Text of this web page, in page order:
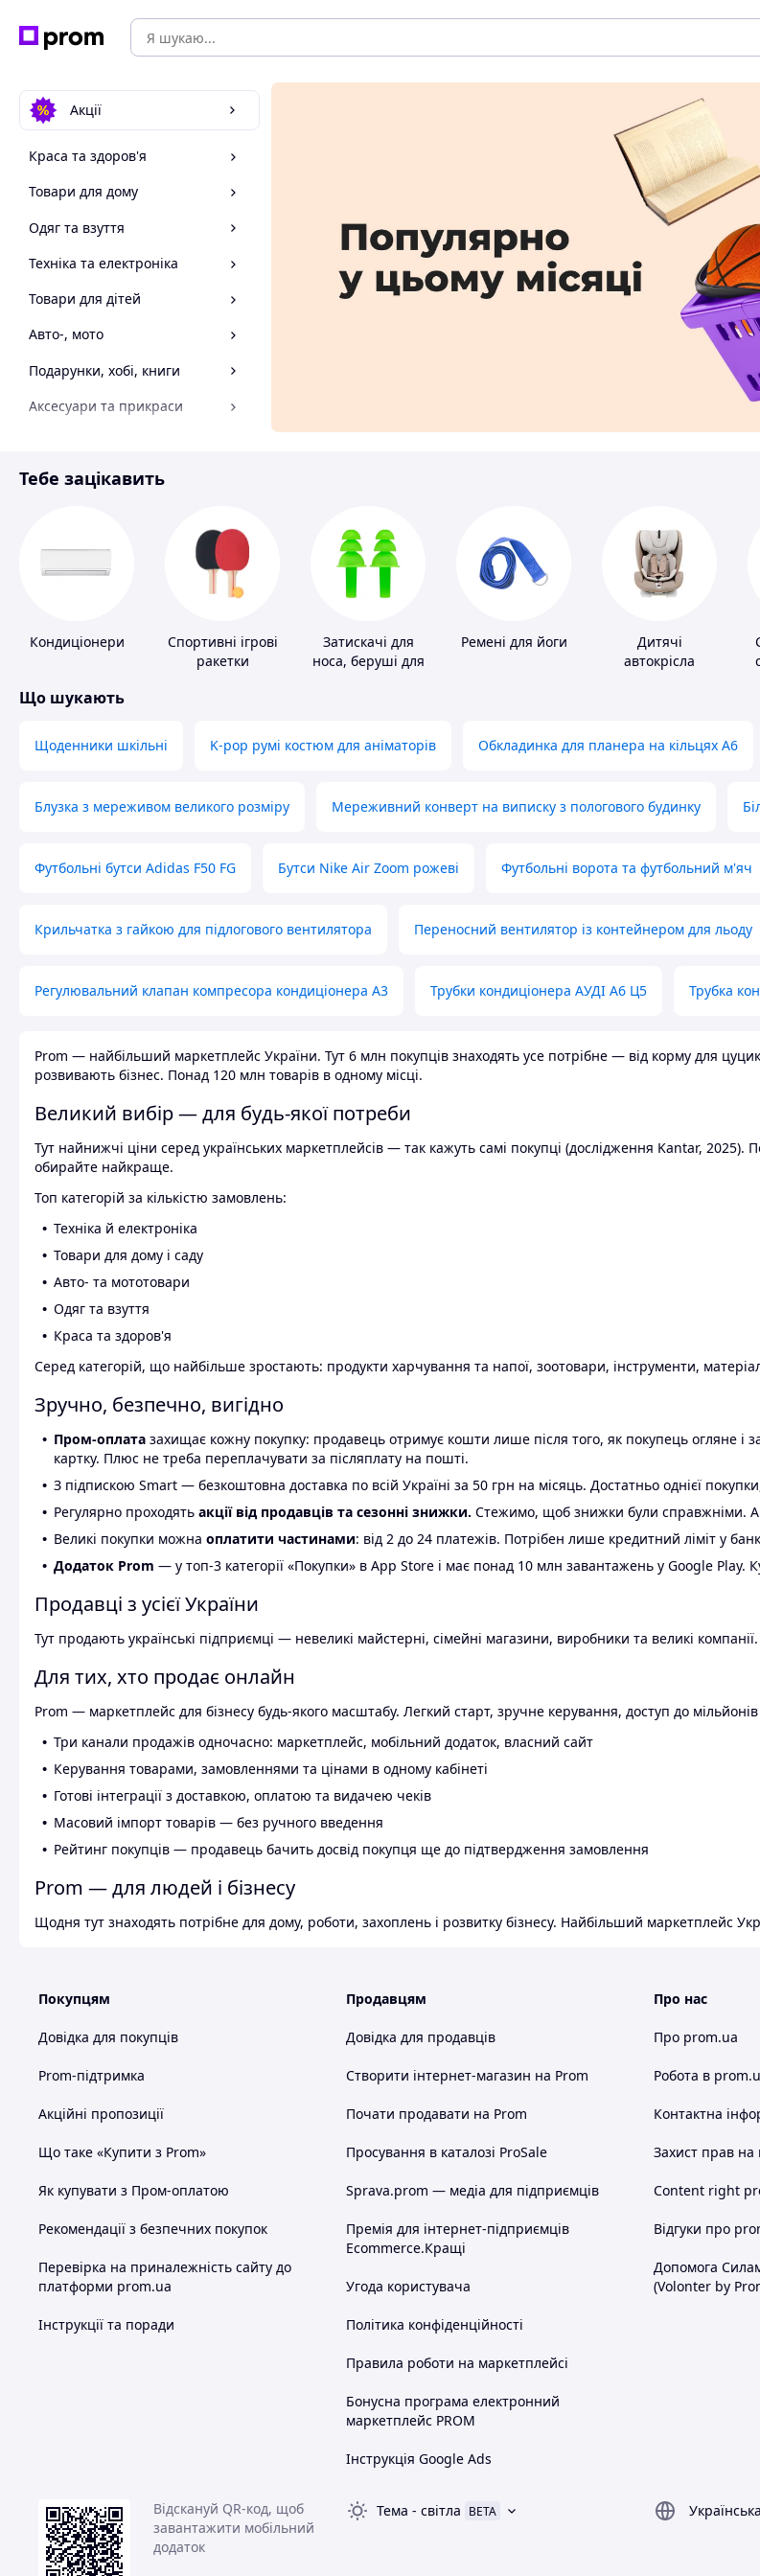
Акції
Краса та здоров'я
Товари для дому
Одяг та взуття
Техніка та електроніка
Товари для дітей
Авто-, мото
Подарунки, хобі, книги
Аксесуари та прикраси
Спорт і відпочинок
Тебе зацікавить
Кондиціонери
Спортивні ігрові
ракетки
Затискачі для
носа, беруші для
Ремені для йоги
Дитячі
автокрісла
Що шукають
Щоденники шкільні K-pop румі костюм для аніматорів Обкладинка для планера на кільцях А6
Блузка з мереживом великого розміру Мереживний конверт на виписку з пологового будинку
Футбольні бутси Adidas F50 FG Бутси Nike Air Zoom рожеві Футбольні ворота та футбольний м'яч
Крильчатка з гайкою для підлогового вентилятора Переносний вентилятор із контейнером для льоду
Регулювальний клапан компресора кондиціонера А3 Трубки кондиціонера АУДІ А6 Ц5 Трубка
Prom — найбільший маркетплейс України. Тут 6 млн покупців знаходять усе потрібне — від корму для
розвивають бізнес. Понад 120 млн товарів в одному місці.
Великий вибір — для будь-якої потреби
Тут найнижчі ціни серед українських маркетплейсів — так кажуть самі покупці (дослідження Kantar, 2025).
обирайте найкраще.
Топ категорій за кількістю замовлень:
Техніка й електроніка
Товари для дому і саду
Авто- та мототовари
Одяг та взуття
Краса та здоров'я
Серед категорій, що найбільше зростають: продукти харчування та напої, зоотовари, інструменти,
Зручно, безпечно, вигідно
Пром-оплата захищає кожну покупку: продавець отримує кошти лише після того, як покупець огляне
картку. Плюс не треба переплачувати за післяплату на пошті.
З підпискою Smart — безкоштовна доставка по всій Україні за 50 грн на місяць. Достатньо однієї
Регулярно проходять акції від продавців та сезонні знижки. Стежимо, щоб знижки були справжніми.
Великі покупки можна оплатити частинами: від 2 до 24 платежів. Потрібен лише кредитний ліміт у
Додаток Prom — у топ-3 категорії «Покупки» в App Store і має понад 10 млн завантажень у Google Play.
Продавці з усієї України
Тут продають українські підприємці — невеликі майстерні, сімейні магазини, виробники та великі
Для тих, хто продає онлайн
Prom — маркетплейс для бізнесу будь-якого масштабу. Легкий старт, зручне керування, доступ до мільйонів
Три канали продажів одночасно: маркетплейс, мобільний додаток, власний сайт
Керування товарами, замовленнями та цінами в одному кабінеті
Готові інтеграції з доставкою, оплатою та видачею чеків
Масовий імпорт товарів — без ручного введення
Рейтинг покупців — продавець бачить досвід покупця ще до підтвердження замовлення
Prom — для людей і бізнесу
Щодня тут знаходять потрібне для дому, роботи, захоплень і розвитку бізнесу. Найбільший маркетплейс
Покупцям
Довідка для покупців
Prom-підтримка
Акційні пропозиції
Що таке «Купити з Prom»
Як купувати з Пром-оплатою
Рекомендації з безпечних покупок
Перевірка на приналежність сайту до
платформи prom.ua
Інструкції та поради
Продавцям
Довідка для продавців
Створити інтернет-магазин на Prom
Почати продавати на Prom
Просування в каталозі ProSale
Sprava.prom — медіа для підприємців
Премія для інтернет-підприємців
Ecommerce.Кращі
Угода користувача
Політика конфіденційності
Правила роботи на маркетплейсі
Бонусна програма електронний
маркетплейс PROM
Інструкція Google Ads
Про нас
Про prom.ua
Робота в
Контактна
Захист прав на
Content right
Відгуки про
Допомога
(Volonter by
Відскануй QR-код, щоб
завантажити мобільний
додаток
Тема - світла BETA
Українська